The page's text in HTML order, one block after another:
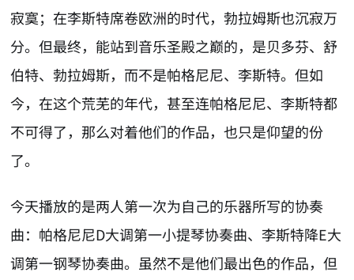
寂寞；在李斯特席卷欧洲的时代，勃拉姆斯也沉寂万
分。但最终，能站到音乐圣殿之巅的，是贝多芬、舒
伯特、勃拉姆斯，而不是帕格尼尼、李斯特。但如
今，在这个荒芜的年代，甚至连帕格尼尼、李斯特都
不可得了，那么对着他们的作品，也只是仰望的份
了。
今天播放的是两人第一次为自己的乐器所写的协奏
曲：帕格尼尼D大调第一小提琴协奏曲、李斯特降E大
调第一钢琴协奏曲。虽然不是他们最出色的作品，但